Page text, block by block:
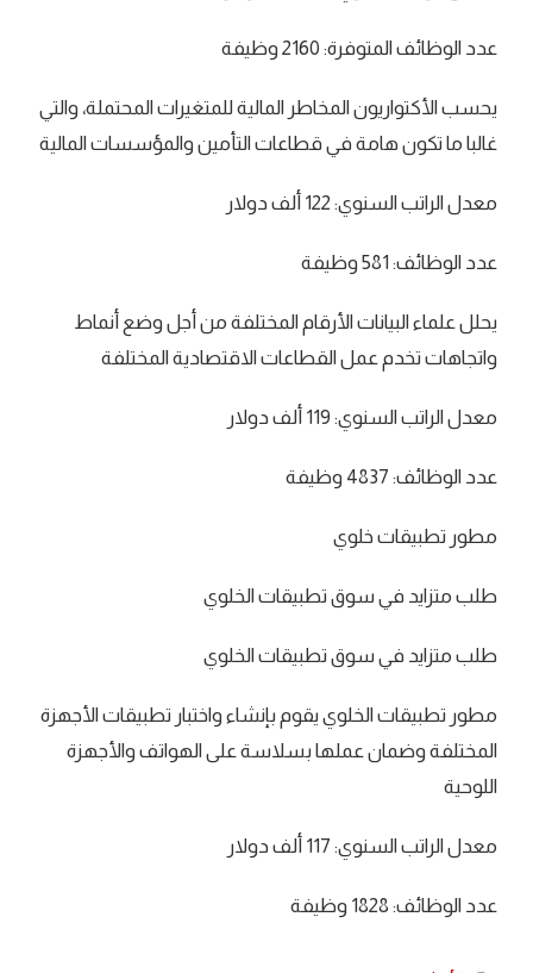
عدد الوظائف المتوفرة: 2160 وظيفة
يحسب الأكتواريون المخاطر المالية للمتغيرات المحتملة، والتي
غالبا ما تكون هامة في قطاعات التأمين والمؤسسات المالية
معدل الراتب السنوي: 122 ألف دولار
عدد الوظائف: 581 وظيفة
يحلل علماء البيانات الأرقام المختلفة من أجل وضع أنماط
واتجاهات تخدم عمل القطاعات الاقتصادية المختلفة
معدل الراتب السنوي: 119 ألف دولار
عدد الوظائف: 4837 وظيفة
مطور تطبيقات خلوي
طلب متزايد في سوق تطبيقات الخلوي
طلب متزايد في سوق تطبيقات الخلوي
مطور تطبيقات الخلوي يقوم بإنشاء واختبار تطبيقات الأجهزة
المختلفة وضمان عملها بسلاسة على الهواتف والأجهزة
اللوحية
معدل الراتب السنوي: 117 ألف دولار
عدد الوظائف: 1828 وظيفة